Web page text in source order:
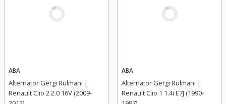
ABA
Alternatör Gergi Rulmanı |
Renault Clio 2 2.0 16V (2009-
ABA
Alternatör Gergi Rulmanı |
Renault Clio 1 1.4i E7J (1990-